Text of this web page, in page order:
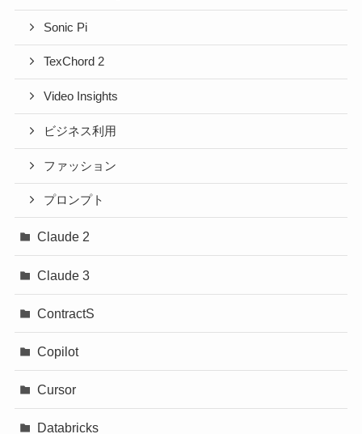
Sonic Pi
TexChord 2
Video Insights
ビジネス利用
ファッション
プロンプト
Claude 2
Claude 3
ContractS
Copilot
Cursor
Databricks